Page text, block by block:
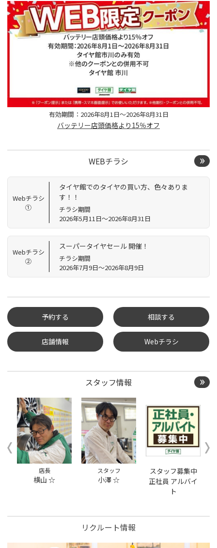
有効期間：2026年8月1日～2026年8月31日
バッテリー店頭価格より15％オフ
WEBチラシ
Webチラシ
①
タイヤ館でのタイヤの買い方、色々ありま
す！！
チラシ期間
2026年5月11日～2026年8月31日
Webチラシ
②
スーパータイヤセール 開催！
チラシ期間
2026年7月9日～2026年8月9日
予約する
タイヤ点検・安全点検/タ
約
クローク契約会員専用タ
イヤ履き替え※タイヤ履
き替えを希望のクローク
契約会員の方はこちらを
選択ください
本日のタイヤ履き替え順
番待ち予約 ※クローク契
約会員の方はご利用いた
だけません
相談する
店舗情報 Webチラシ
スタッフ情報
店長
横山 ☆
スタッフ
小澤 ☆
スタッフ募集中
正社員 アルバイ
ト
リクルート情報